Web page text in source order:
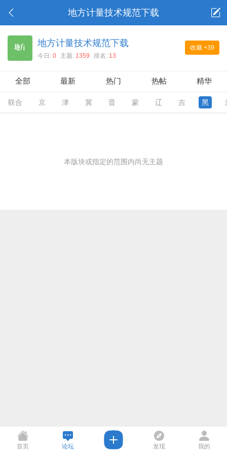
地方计量技术规范下载
收藏 +39
地方计量技术规范下载
今日:0 主题: 1359 排名: 13
全部 最新 热门 热帖 精华
联合 京 津 冀 晋 蒙 辽 吉 黑
本版块或指定的范围内尚无主题
首页 论坛 发现 我的